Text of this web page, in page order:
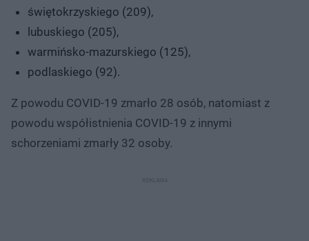
świętokrzyskiego (209),
lubuskiego (205),
warmińsko-mazurskiego (125),
podlaskiego (92).
Z powodu COVID-19 zmarło 28 osób, natomiast z
powodu współistnienia COVID-19 z innymi
schorzeniami zmarły 32 osoby.